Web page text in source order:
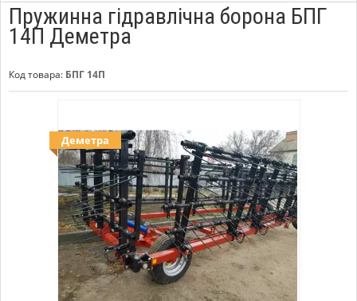
Пружинна гідравлічна борона БПГ
14П Деметра
Код товара: БПГ 14П
Деметра